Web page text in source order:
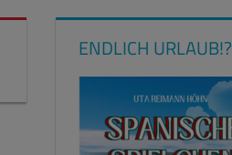
ENDLICH URLAUB!?